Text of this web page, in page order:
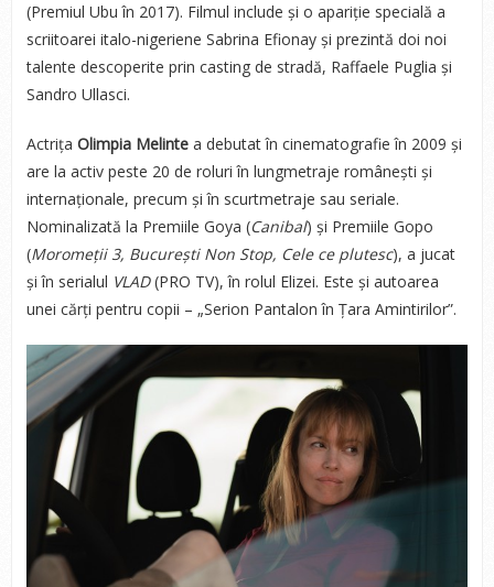
(Premiul Ubu în 2017). Filmul include și o apariție specială a
scriitoarei italo-nigeriene Sabrina Efionay și prezintă doi noi
talente descoperite prin casting de stradă, Raffaele Puglia și
Sandro Ullasci.
Actrița Olimpia Melinte a debutat în cinematografie în 2009 și
are la activ peste 20 de roluri în lungmetraje românești și
internaționale, precum și în scurtmetraje sau seriale.
Nominalizată la Premiile Goya (Canibal) și Premiile Gopo
(Moromeții 3, București Non Stop, Cele ce plutesc), a jucat
și în serialul VLAD(PRO TV), în rolul Elizei. Este și autoarea
unei cărți pentru copii – „Serion Pantalon în Țara Amintirilor”.